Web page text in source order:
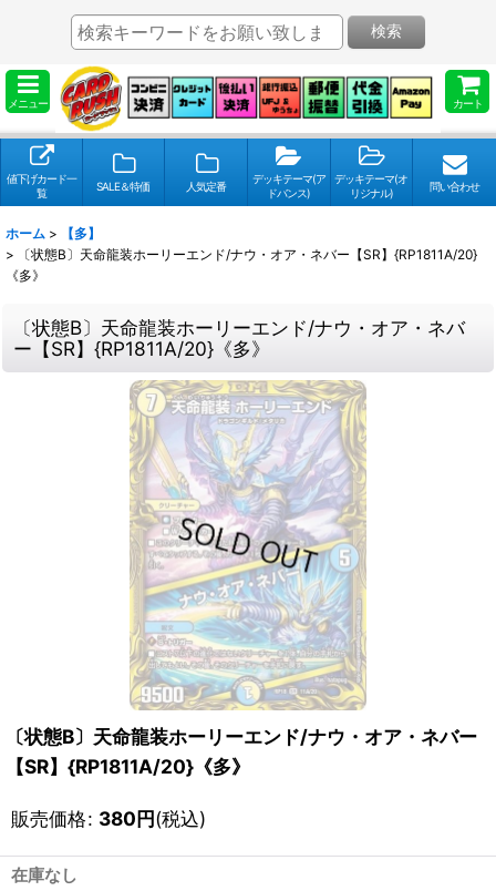
メニュー カート
検索
値下げカード一
覧
SALE＆特価 人気定番
デッキテーマ(ア
ドバンス)
デッキテーマ(オ
リジナル)
問い合わせ
ホーム >
【多】
>
〔状態B〕天命龍装ホーリーエンド/ナウ・オア・ネバー【SR】{RP1811A/20}
《多》
〔状態B〕天命龍装ホーリーエンド/ナウ・オア・ネバ
ー【SR】{RP1811A/20}《多》
〔状態B〕天命龍装ホーリーエンド/ナウ・オア・ネバー
【SR】{RP1811A/20}《多》
販売価格: 380円(税込)
在庫なし